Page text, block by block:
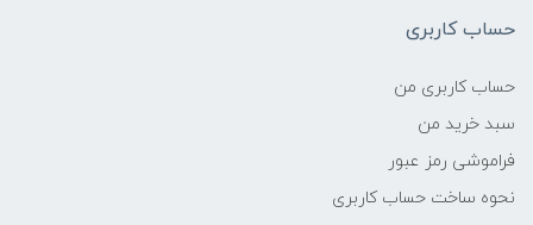
حساب کاربری
حساب کاربری من
سبد خرید من
فراموشی رمز عبور
نحوه ساخت حساب کاربری